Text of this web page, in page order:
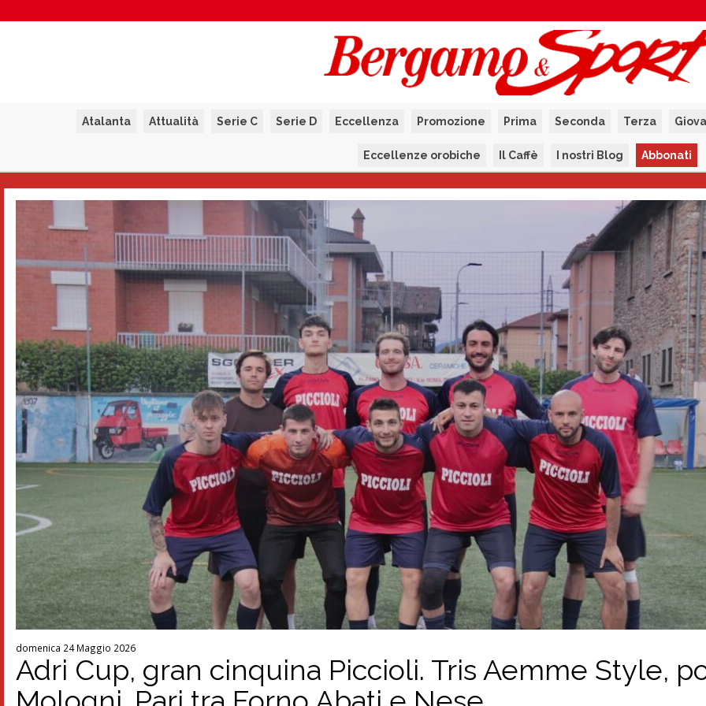
Atalanta Attualità Serie C Serie D Eccellenza Promozione Prima Seconda Terza
Eccellenze orobiche Il Caffè I nostri Blog Abbonati
domenica 24 Maggio 2026
Adri Cup, gran cinquina Piccioli. Tris Aemme Style,